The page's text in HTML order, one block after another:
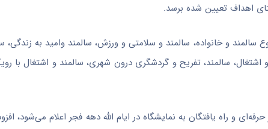
اهداف تعیین شده برسد.
و خانواده، سالمند و سلامتی و ورزش، سالمند وامید به
سالمند، تفریح و گردشگری درون شهری، سالمند و اشتغال با
در ۲ بخش حرفه‌ای و غیر حرفه‌ای و راه یافتگان به نمایشگاه در ایام الله دهه فجر اعلام